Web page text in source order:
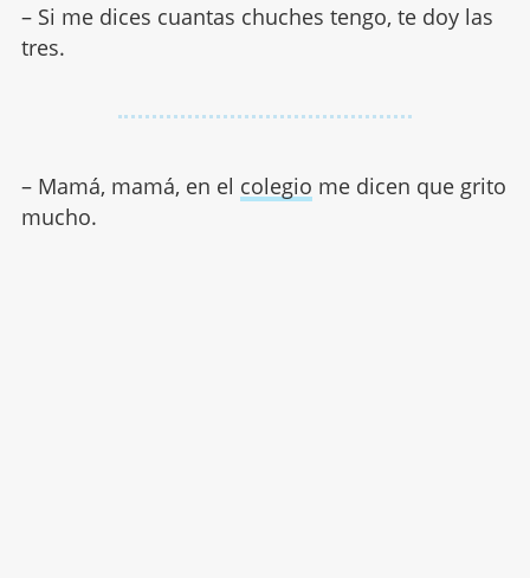
– Si me dices cuantas chuches tengo, te doy las
tres.
– Mamá, mamá, en el colegio me dicen que grito
mucho.